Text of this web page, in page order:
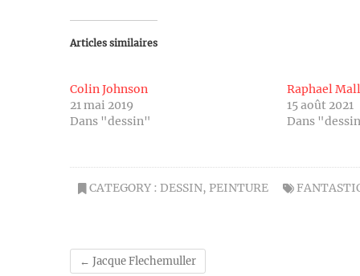
Articles similaires
Colin Johnson
21 mai 2019
Dans "dessin"
Raphael
15 août 2021
Dans
CATEGORY : DESSIN, PEINTURE
← Jacque Flechemuller